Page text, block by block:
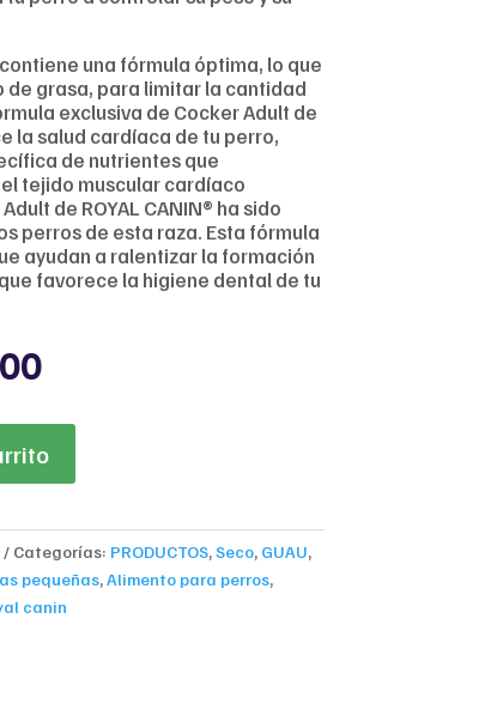
una fórmula óptima, lo que
grasa, para limitar la cantidad
exclusiva de Cocker Adult de
la salud cardíaca de tu perro,
de nutrientes que
tejido muscular cardíaco
de ROYAL CANIN® ha sido
perros de esta raza. Esta fórmula
ayudan a ralentizar la formación
favorece la higiene dental de tu
Current
price
is:
$162,300.
Categorías: PRODUCTOS,Seco, GUAU,
pequeñas,Alimento para perros,
canin